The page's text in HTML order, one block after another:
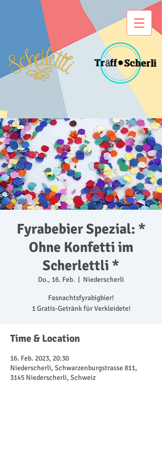
Fyrabebier Spezial: *
Ohne Konfetti im
Scherlettli *
Do., 16. Feb. Niederscherli
Fasnachtsfyrabigbier!
1 Gratis-Getränk für Verkleidete!
Time & Location
16. Feb. 2023, 20:30
Niederscherli, Schwarzenburgstrasse 811,
3145 Niederscherli, Schweiz